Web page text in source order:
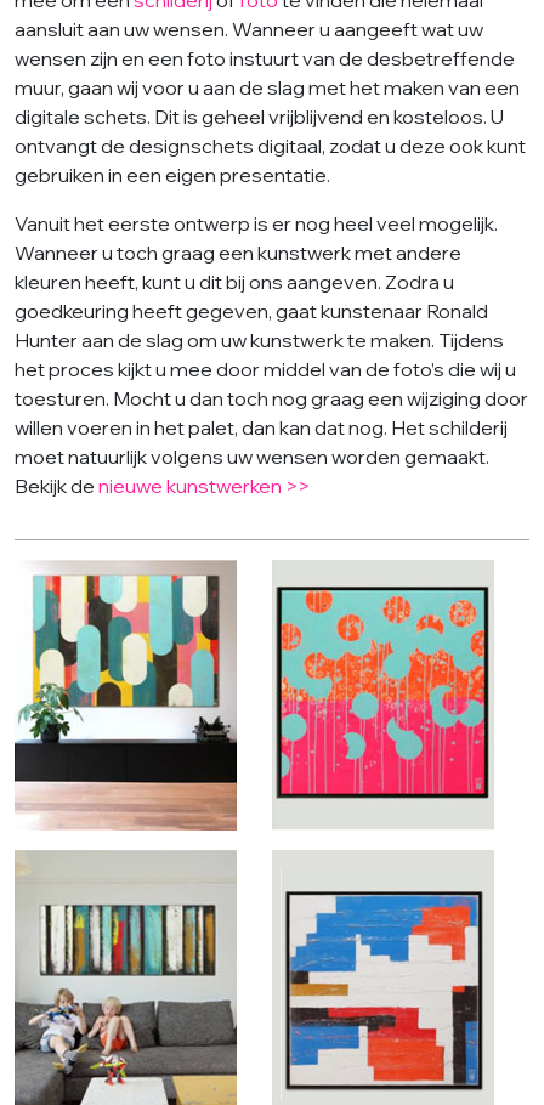
aansluit aan uw wensen. Wanneer u aangeeft wat uw
wensen zijn en een foto instuurt van de desbetreffende
muur, gaan wij voor u aan de slag met het maken van een
digitale schets. Dit is geheel vrijblijvend en kosteloos. U
ontvangt de designschets digitaal, zodat u deze ook kunt
gebruiken in een eigen presentatie.
Vanuit het eerste ontwerp is er nog heel veel mogelijk.
Wanneer u toch graag een kunstwerk met andere
kleuren heeft, kunt u dit bij ons aangeven. Zodra u
goedkeuring heeft gegeven, gaat kunstenaar Ronald
Hunter aan de slag om uw kunstwerk te maken. Tijdens
het proces kijkt u mee door middel van de foto’s die wij u
toesturen. Mocht u dan toch nog graag een wijziging door
willen voeren in het palet, dan kan dat nog. Het schilderij
moet natuurlijk volgens uw wensen worden gemaakt.
Bekijk de nieuwe kunstwerken >>